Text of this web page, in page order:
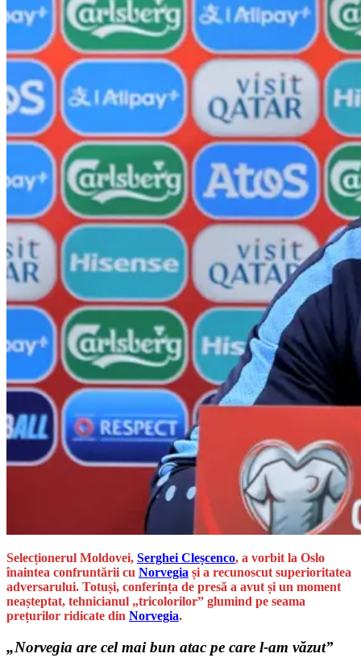
Selecționerul Moldovei, Serghei Cleșcenco, a vorbit la Oslo
înaintea confruntării cu Norvegia și a recunoscut superioritatea
adversarului. Totuși, conferința de presă a avut și un moment
neașteptat, tehnicianul „tricolorilor” glumind pe seama
prețurilor ridicate din Norvegia.
„Norvegia are cel mai bun atac pe care l-am văzut”